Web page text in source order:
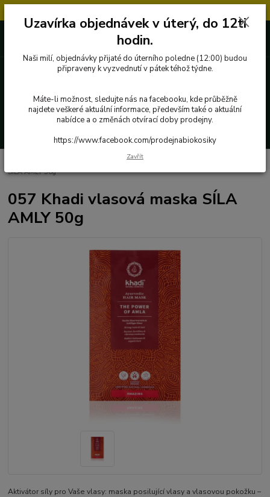
727 862 655, 737 283 505
Khadi
SÍLA AMLY 50g
057 Khadi vlasová maska SÍLA
AMLY 50g
Aktivátor síly pro Vaše vlasy: maska posilující vlasy a vlasovou pokožku –
Uzavírka objednávek v úterý, do 12ti
hodin.
Naši milí, objednávky přijaté do úterního poledne (12:00) budou
připraveny k vyzvednutí v pátek téhož týdne.
Máte-li možnost, sledujte nás na facebooku, kde průběžně
najdete veškeré aktuální informace, především také o aktuální
nabídce a o změnách otvírací doby prodejny.
https://www.facebook.com/prodejnabiokosiky
Zavřít